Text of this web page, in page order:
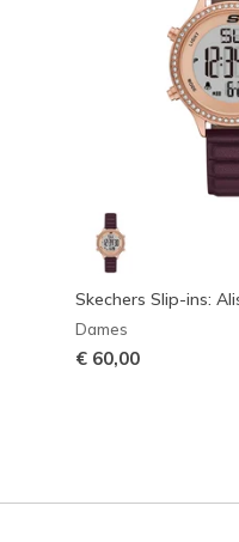
Skechers Slip-ins:
Dames
€ 60,00